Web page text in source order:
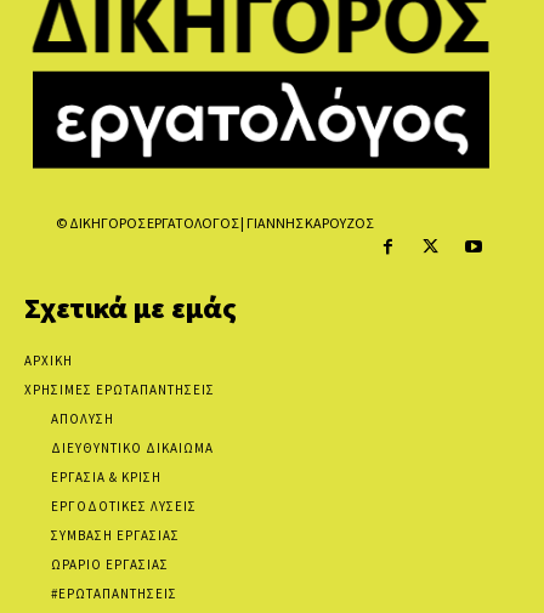
© ΔΙΚΗΓΟΡΟΣ ΕΡΓΑΤΟΛΟΓΟΣ | ΓΙΑΝΝΗΣ ΚΑΡΟΥΖΟΣ
Σχετικά με εμάς
ΑΡΧΙΚΗ
ΧΡΗΣΙΜΕΣ ΕΡΩΤΑΠΑΝΤΗΣΕΙΣ
ΑΠΟΛΥΣΗ
ΔΙΕΥΘΥΝΤΙΚΟ ΔΙΚΑΙΩΜΑ
ΕΡΓΑΣΙΑ & ΚΡΙΣΗ
ΕΡΓΟΔΟΤΙΚΕΣ ΛΥΣΕΙΣ
ΣΥΜΒΑΣΗ ΕΡΓΑΣΙΑΣ
ΩΡΑΡΙΟ ΕΡΓΑΣΙΑΣ
#ΕΡΩΤΑΠΑΝΤΗΣΕΙΣ